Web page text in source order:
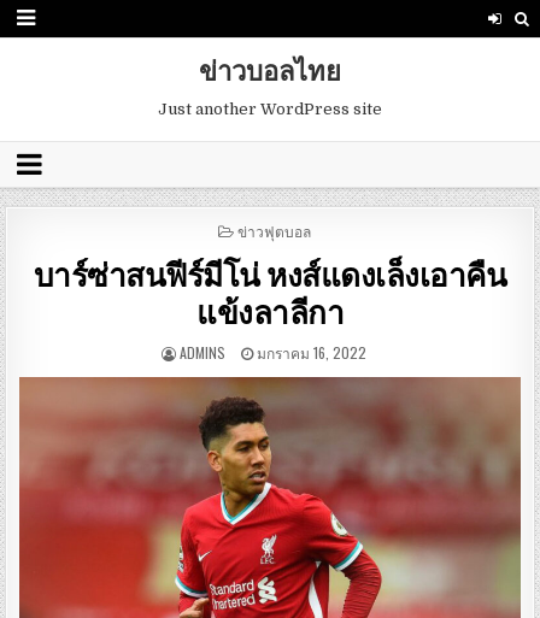
ข่าวบอลไทย
Just another WordPress site
POSTED
ข่าวฟุตบอล
บาร์ซ่าสนฟีร์มีโน่ หงส์แดงเล็งเอาคืน
แข้งลาลีกา
ADMINS มกราคม 16, 2022